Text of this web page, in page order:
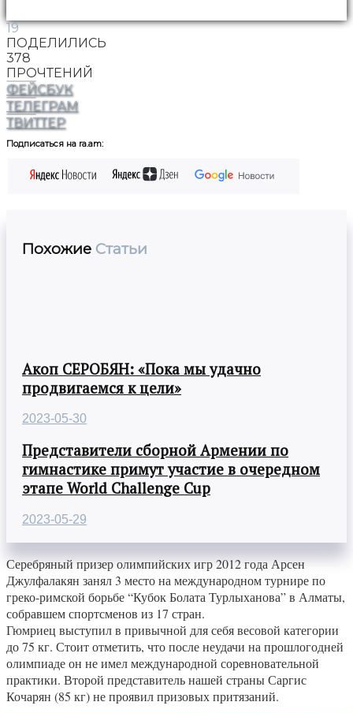
19
ПОДЕЛИЛИСЬ
378
ПРОЧТЕНИЙ
ФЕЙСБУК
ТЕЛЕГРАМ
ТВИТТЕР
Подписаться на ra.am:
Похожие Статьи
Акоп СЕРОБЯН: «Пока мы удачно
продвигаемся к цели»
2023-05-30
Представители сборной Армении по
гимнастике примут участие в очередном
этапе World Challenge Cup
2023-05-29
Серебряный призер олимпийских игр 2012 года Арсен
Джулфалакян занял 3 место на международном турнире по
греко-римской борьбе “Кубок Болата Турлыханова” в Алматы,
собравшем спортсменов из 17 стран.
Гюмриец выступил в привычной для себя весовой категории
до 75 кг. Стоит отметить, что после неудачи на прошлогодней
олимпиаде он не имел международной соревновательной
практики. Второй представитель нашей страны Саргис
Кочарян (85 кг) не проявил призовых притязаний.